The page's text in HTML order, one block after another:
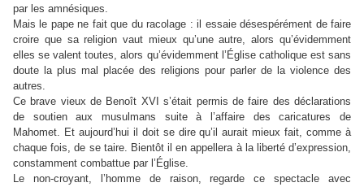
par les amnésiques.
Mais le pape ne fait que du racolage : il essaie désespérément de faire
croire que sa religion vaut mieux qu’une autre, alors qu’évidemment
elles se valent toutes, alors qu’évidemment l’Église catholique est sans
doute la plus mal placée des religions pour parler de la violence des
autres.
Ce brave vieux de Benoît XVI s’était permis de faire des déclarations
de soutien aux musulmans suite à l’affaire des caricatures de
Mahomet. Et aujourd’hui il doit se dire qu’il aurait mieux fait, comme à
chaque fois, de se taire. Bientôt il en appellera à la liberté d’expression,
constamment combattue par l’Église.
Le non-croyant, l’homme de raison, regarde ce spectacle avec